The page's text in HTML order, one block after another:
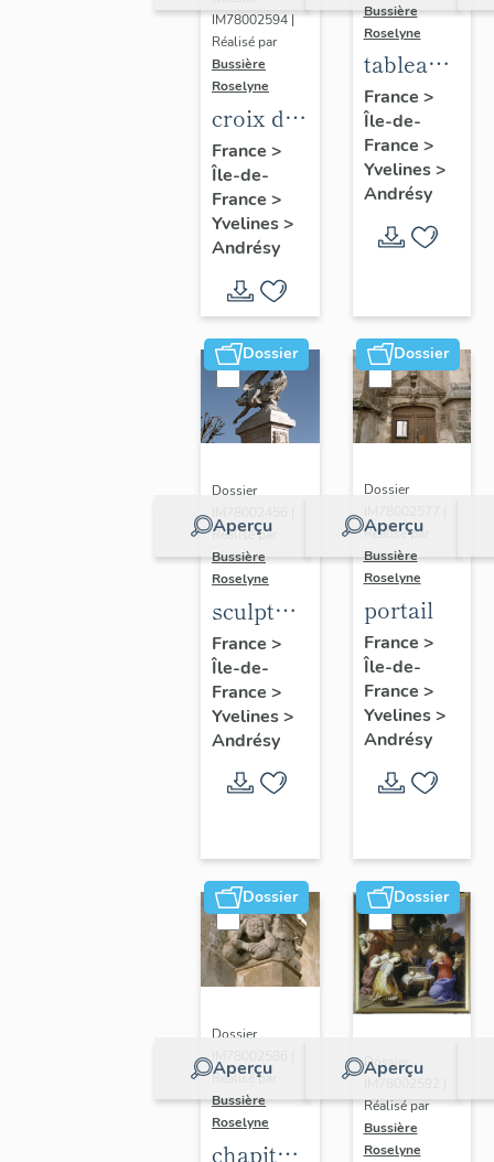
IM78002594 |
Réalisé par
Bussière
Roselyne
croix de
procession
n°2
France >
Île-de-
France >
Yvelines>
Andrésy
Bussière
Roselyne
tableau :
Le
Christ et
la veuve
de Naïm
France >
Île-de-
France >
Yvelines>
Andrésy
Dossier
Aperçu
Dossier
Réalisé par
Bussière
Roselyne
sculpture
: Victoire
jouant
de la
trompette
France >
Île-de-
France >
Yvelines>
Andrésy
Dossier
Aperçu
Dossier
Réalisé par
Bussière
Roselyne
portail
France >
Île-de-
France >
Yvelines>
Andrésy
Dossier
Aperçu
Dossier
Réalisé par
Bussière
Roselyne
chapiteau
Dossier
Aperçu
Dossier
IM78002592 |
Réalisé par
Bussière
Roselyne